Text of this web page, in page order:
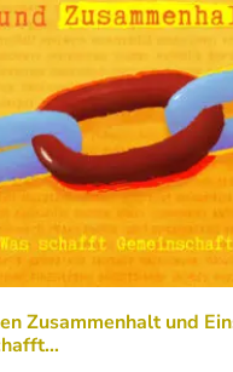
Zusammenhalt und